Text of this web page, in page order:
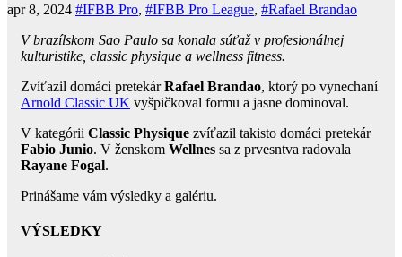
apr 8, 2024 #IFBB Pro, #IFBB Pro League, #Rafael Brandao
V brazílskom Sao Paulo sa konala súťaž v profesionálnej
kulturistike, classic physique a wellness fitness.
Zvíťazil domáci pretekárRafael Brandao, ktorý po vynechaní
Arnold Classic UK vyšpičkoval formu a jasne dominoval.
V kategórii Classic Physique zvíťazil takisto domáci pretekár
Fabio Junio. V ženskom Wellnes sa z prvesntva radovala
Rayane Fogal.
Prinášame vám výsledky a galériu.
VÝSLEDKY